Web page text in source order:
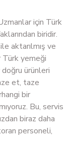
için Türk
biridir.
aktarılmış ve
yemeği
doğru ürünleri
et, taze
bir
Bu, servis
biraz daha
personeli,